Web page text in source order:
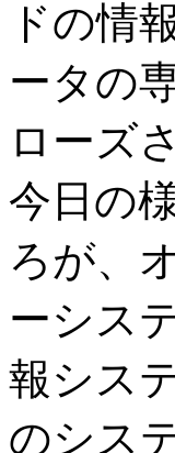
ドの情
ータの
ローズ
今日の
ろが、
ーシス
報シス
のシス